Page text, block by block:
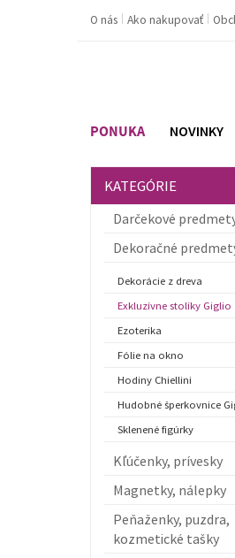
O nás Ako nakupovať
PONUKA NOVINKY
KATEGÓRIE
Darčekové
Dekoračné
Dekorácie z dreva
Exkluzívne stolíky Giglio
Ezoterika
Fólie na okno
Hodiny Chiellini
Hudobné šperkovnice
Sklenené figúrky
Kľúčenky, prívesky
Magnetky, nálepky
Peňaženky, puzdra,
kozmetické tašky